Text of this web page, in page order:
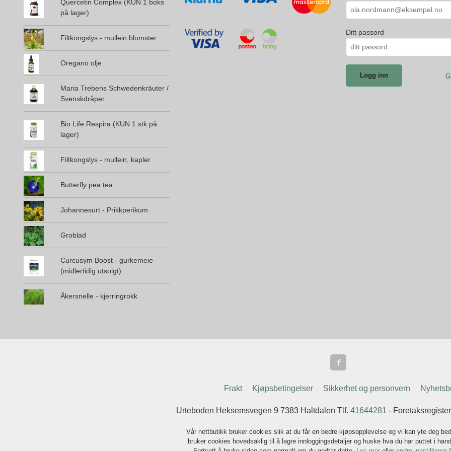
Quercetin Complex (KUN 1 boks
på lager)
Filtkongslys - mullein blomster
Oregano olje
Maria Trebens Schwedenkräuter /
Svenskdråper
Bio Life Respira (KUN 1 stk på
lager)
Filtkongslys - mullein, kapler
Butterfly pea tea
Johannesurt - Prikkperikum
Groblad
Curcusym Boost - gurkemeie
(midlertidig utsolgt)
Åkersnelle - kjerringrokk
Ditt passord
Frakt Kjøpsbetingelser Sikkerhet og personvern
Urteboden Heksemsvegen 9 7383 Haltdalen Tlf. 41644281 -
Vår nettbutikk bruker cookies slik at du får en bedre kjøpsopplevelse og vi kan yte deg
bruker cookies hovedsaklig til å lagre innloggingsdetaljer og huske hva du har puttet i